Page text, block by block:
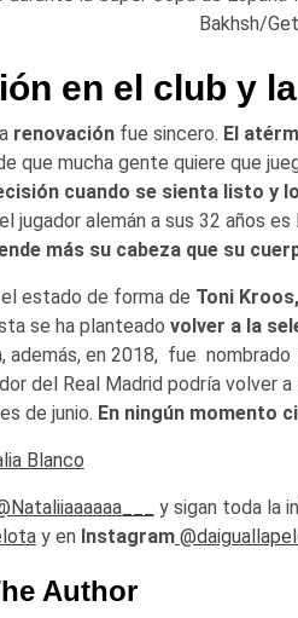
Bakhsh/
en el club y
renovaciónfue sincero. El
que mucha gente quiere que
cuando se sienta listo y
jugador alemán a sus 32 años
más su cabeza que su
estado de forma de Toni Kroos,
se ha planteado volver a la
además, en 2018, fue
del Real Madrid podría volver
de junio. En ningún momento
Blanco
y sigan toda la
y en Instagram
Author